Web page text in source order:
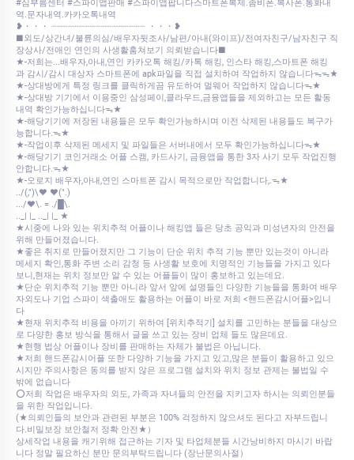
#심부름센터 #스파이앱판매 #스파이앱팝니다스마트폰복제.좀비폰.복사폰.통화내
역.문자내역.카카오톡내역
❥・・・ ┈┈┈┈┈┈┈┈┈┈┈┈┈┈┈┈┈ ・・・❥
■외도/상간녀/불륜의심/배우자뒷조사/남편/아내(와이프)/전여자친구/남자친구 직
장상사/전애인 연인의 사생활훔쳐보기 의뢰받습니다■
★-저희는...배우자,아내,연인 카카오톡 해킹/카톡 해킹, 인스타 해킹,스마트폰 해킹
과 감시/감시 대상자 스마트폰에 apk파일을 직접 설치하여 작업하지 않습니다ᯓᯓ★
★-상대방에게 특정 링크를 클릭하게끔 유도하여 멀웨어 작업하지 않습니다ᯓ★
★-상대방 기기에서 이용중인 삼성페이,클라우드,금융앱들을 제외하고는 모든 활동
내역 확인가능하십니다ᯓ★
★-해당기기에 저장된 내용들은 모두 확인가능하시며 이전 삭제된 내용들도 복구가
능합니다.ᯓ★
★-작업이후 삭제된 메세지 및 파일들은 서버내에서 모두 확인가능하십니다ᯓ★
★-해당기기 코인거래소 어플 스캠, 카드사기, 금융앱을 통한 3자 사기 모두 작업진행
안합니다.ᯓ★
★-오로지 배우자,아내,연인 스마트폰 감시 목적으로만 작업합니다,.ᯓ★
../(,")\♥ ♥(".)
.../♥\. = ./█\.
.._| |_ .._| |_ ★
★시중에 나와 있는 위치추적 어플이나 해킹앱 들은 당초 공익과 미성년자의 안전을
위해 만들어졌습니다.
★좋은 취지로 만들어졌지만 그 기능이 단순 위치 추적 기능 뿐만 있는것이 아니라
메세지 확인,통화 주변 소리 감청 등 사생활 보호에 치명적인 기능들을 가지고 있다
보니,현재는 위치 정보만 알 수 있는 어플들이 많이 홍보하고 있는데요.
★단순 위치추적 기능 뿐만 아니라 앞서 앞에 설명들인 다양한 기능들을 통화여 배우
자외도나 기업 스파이 색출애도 활용하는 어플이 바로 저희 <핸드폰감시어플>입니
다
★현재 위치추적 비용을 아끼기 위하여 [위치추적기] 설치를 고민하는 분들을 대상으
로 다양한 홍보 방식을 통해서 글을 쓰고 있는 장비 업체 들도 많은데요.
★현행 법상 어플이나 장비를 판매하는 자체가 불법은 아닙니다.
★저희 핸드폰감시어플 또한 다양하 기능을 가지고 있고,많은 분들이 활용하고 있으
시지만 주의사항은 동의를 받지 않은 프로그램 설치와 위치 정보 관제는 불법일 수
밖에 없습니다
⭕저희 작업은 배우자의 외도, 가족과 자녀들의 안전을 지키고자 하시는 의뢰인분들
을 위한 작업입니다.
(★의뢰인들의 보안과 관련된 부분은 100% 걱정하지 않으셔도 된다고 자부드립니
다.비밀보장 보안철저 정확 안전★）
상세작업 내용을 캐기위해 접근하는 기자 및 타업체분들 시간낭비하지 마시기 바랍
니다 정말 필요하신 분만 문의부탁드립니다 (장난문의사절）